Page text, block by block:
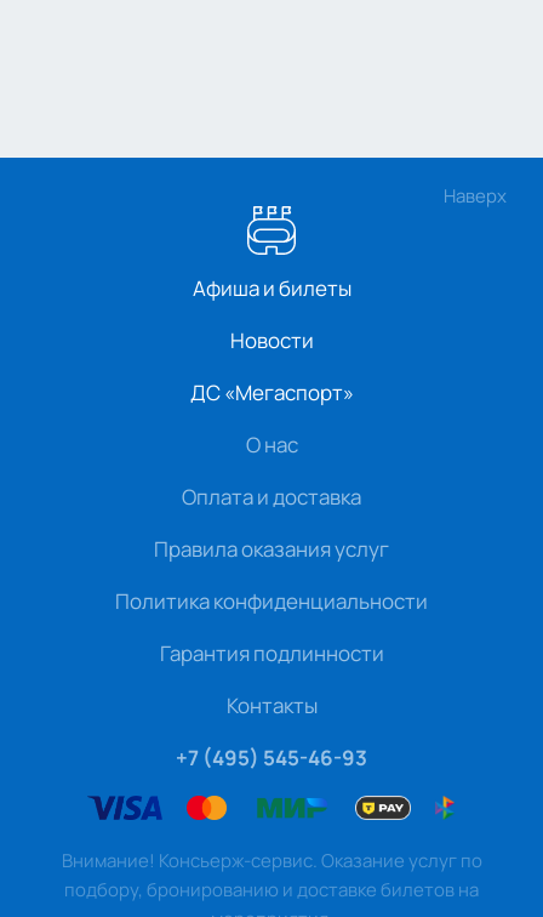
Наверх
Афиша и билеты
Новости
ДС «Мегаспорт»
О нас
Оплата и доставка
Правила оказания услуг
Политика конфиденциальности
Гарантия подлинности
Контакты
+7 (495) 545-46-93
Внимание! Консьерж-сервис. Оказание услуг по
подбору, бронированию и доставке билетов на